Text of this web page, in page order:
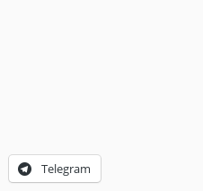
Telegram